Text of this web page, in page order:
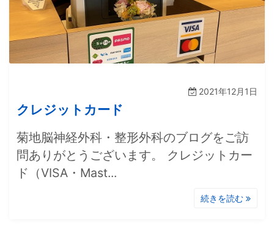
2021年12月1日
クレジットカード
菊地脳神経外科・整形外科のブログをご訪
問ありがとうございます。 クレジットカー
ド（VISA・Mast...
続きを読む